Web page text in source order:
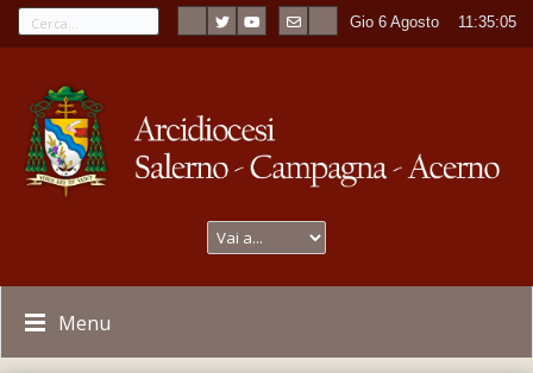
Gio 6 Agosto 11:35:05
Menu